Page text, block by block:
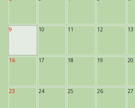
9 10 11 12 13
16 17 18 19 20
23 24 25 26 27